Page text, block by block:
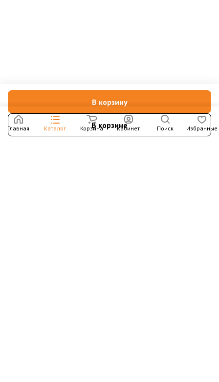
В корзину
В корзине
Главная Каталог Корзина Кабинет Поиск Избранные